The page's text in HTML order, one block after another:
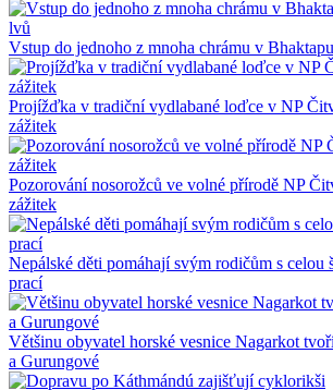
Vstup do jednoho z mnoha chrámu v
Projížďka v tradiční vydlabané loďce v NP
zážitek
Pozorování nosorožců ve volné přírodě NP
zážitek
Nepálské děti pomáhají svým rodičům s celou
prací
Většinu obyvatel horské vesnice Nagarkot
a Gurungové